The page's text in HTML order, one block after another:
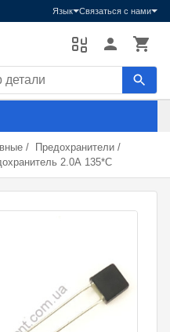
Язык Связаться с нами
/ Предохранители /
2.0А 135*C